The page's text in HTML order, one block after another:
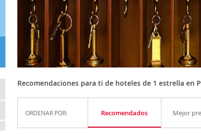
Recomendaciones para ti de hoteles de 1 estrella en
ORDENAR POR: Recomendados Mejor